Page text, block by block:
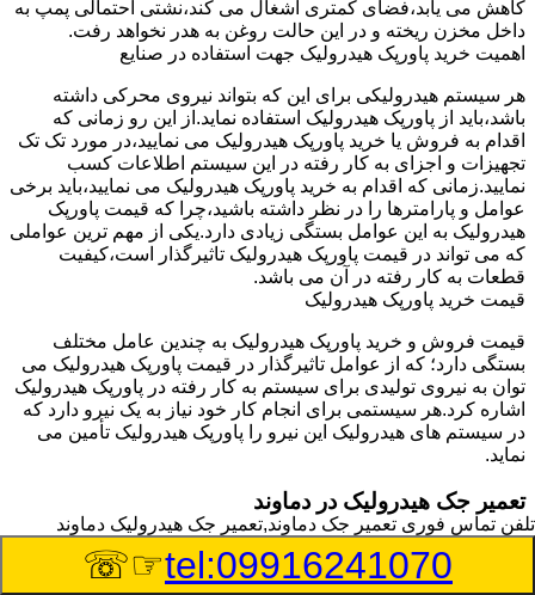
کاهش می یابد،فضای کمتری اشغال می کند،نشتی احتمالی پمپ به
داخل مخزن ریخته و در این حالت روغن به هدر نخواهد رفت.
اهمیت خرید پاورپک هیدرولیک جهت استفاده در صنایع
هر سیستم هیدرولیکی برای این که بتواند نیروی محرکی داشته
باشد،باید از پاورپک هیدرولیک استفاده نماید.از این رو زمانی که
اقدام به فروش یا خرید پاورپک هیدرولیک می نمایید،در مورد تک تک
تجهیزات و اجزای به کار رفته در این سیستم اطلاعات کسب
نمایید.زمانی که اقدام به خرید پاورپک هیدرولیک می نمایید،باید برخی
عوامل و پارامترها را در نظر داشته باشید،چرا که قیمت پاورپک
هیدرولیک به این عوامل بستگی زیادی دارد.یکی از مهم ترین عواملی
که می تواند در قیمت پاورپک هیدرولیک تاثیرگذار است،کیفیت
قطعات به کار رفته در آن می باشد.
قیمت خرید پاورپک هیدرولیک
قیمت فروش و خرید پاورپک هیدرولیک به چندین عامل مختلف
بستگی دارد؛ که از عوامل تاثیرگذار در قیمت پاورپک هیدرولیک می
توان به نیروی تولیدی برای سیستم به کار رفته در پاورپک هیدرولیک
اشاره کرد.هر سیستمی برای انجام کار خود نیاز به یک نیرو دارد که
در سیستم های هیدرولیک این نیرو را پاورپک هیدرولیک تأمین می
نماید.
تعمیر جک هیدرولیک در دماوند
وسیله‎ای که با عملکرد خود موجب بلند شدن اهرم و یا وزن سنگین
در یک قسمت می گردد را جک هیدرولیک می نامند.جک هیدرولیک
تلفن تماس فوری تعمیر جک دماوند,تعمیر جک هیدرولیک دماوند
tel:09916241070
☞☏